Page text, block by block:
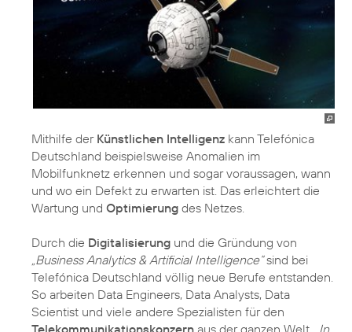
Mithilfe der Künstlichen Intelligenz kann Telefónica
Deutschland beispielsweise Anomalien im
Mobilfunknetz erkennen und sogar voraussagen, wann
und wo ein Defekt zu erwarten ist. Das erleichtert die
Wartung und Optimierung des Netzes.
Durch die Digitalisierung und die Gründung von
„Business Analytics & Artificial Intelligence“sind bei
Telefónica Deutschland völlig neue Berufe entstanden.
So arbeiten Data Engineers, Data Analysts, Data
Scientist und viele andere Spezialisten für den
Telekommunikationskonzern aus der ganzen Welt.
„In